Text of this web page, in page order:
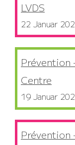
LVDS
22 Januar
Prévention
Centre
19 Januar
Prévention